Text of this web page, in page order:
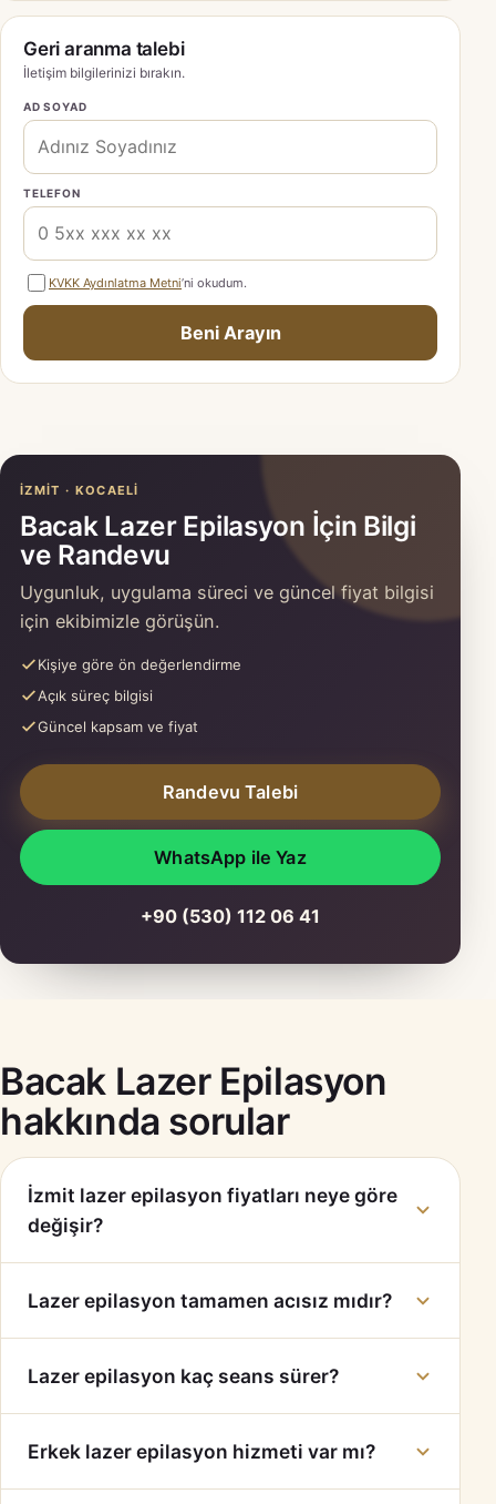
Geri aranma talebi
İletişim bilgilerinizi bırakın.
AD SOYAD
TELEFON
KVKK Aydınlatma Metni’ni okudum.
Beni Arayın
İZMIT · KOCAELI
Bacak Lazer Epilasyon İçin Bilgi
ve Randevu
Uygunluk, uygulama süreci ve güncel fiyat bilgisi
için ekibimizle görüşün.
Kişiye göre ön değerlendirme
Açık süreç bilgisi
Güncel kapsam ve fiyat
Randevu Talebi
WhatsApp ile Yaz
+90 (530) 112 06 41
Bacak Lazer Epilasyon
hakkında sorular
İzmit lazer epilasyon fiyatları neye göre
değişir?
Lazer epilasyon tamamen acısız mıdır?
Lazer epilasyon kaç seans sürer?
Erkek lazer epilasyon hizmeti var mı?